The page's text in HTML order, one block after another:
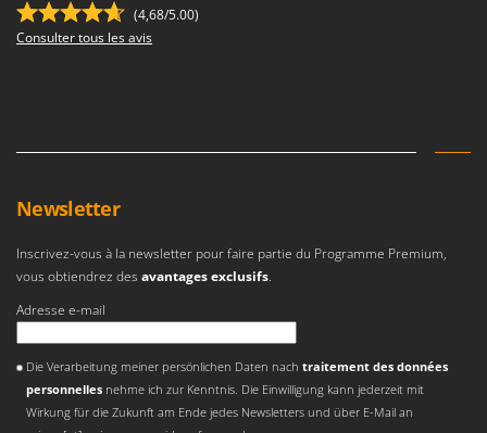
(4,68/5.00)
Consulter tous les avis
Newsletter
Inscrivez-vous à la newsletter pour faire partie du Programme Premium,
vous obtiendrez des avantages exclusifs.
Adresse e-mail
Die Verarbeitung meiner persönlichen Daten nach traitement des données
personnellesnehme ich zur Kenntnis. Die Einwilligung kann jederzeit mit
Wirkung für die Zukunft am Ende jedes Newsletters und über E-Mail an